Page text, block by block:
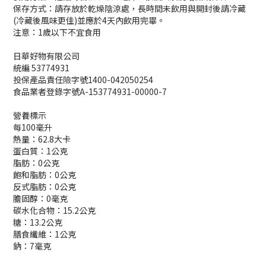
保存方式：請存放於乾燥陰涼處，長時間未飲用與開封後請冷藏
(冷藏後風味更佳)並應於4天內飲用完畢。
注意：1歲以下不宜食用
日華好物有限公司
統編 53774931
投保產品責任險字號1400-042050254
食品業者登錄字號A-153774931-00000-7
營養標示
每100毫升
熱量：62.8大卡
蛋白質：1公克
脂肪：0公克
飽和脂肪：0公克
反式脂肪：0公克
膽固醇：0毫克
碳水化合物：15.2公克
糖：13.2公克
膳食纖維：1公克
鈉：7毫克